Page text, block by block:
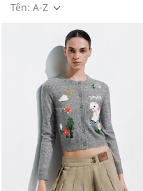
Tên: A-Z